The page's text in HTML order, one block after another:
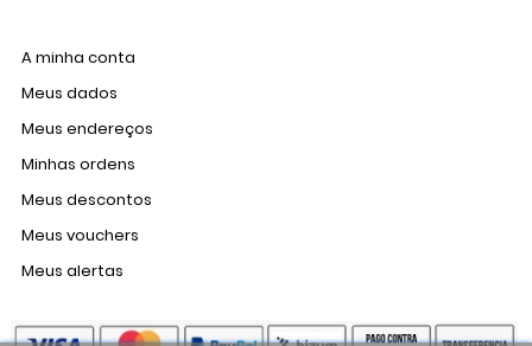
A minha conta
Meus dados
Meus endereços
Minhas ordens
Meus descontos
Meus vouchers
Meus alertas